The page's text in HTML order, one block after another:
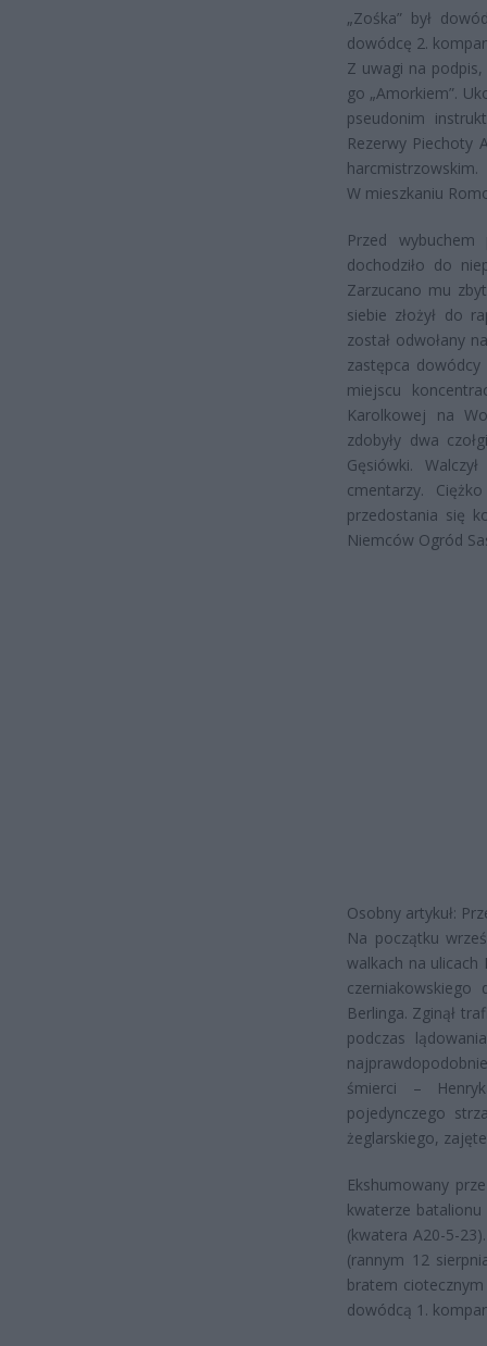
„Zośka” był
dowódcę 2.
Z uwagi na
go „Amorkiem”.
pseudonim
Rezerwy Piechoty
harcmistrzowskim.
W mieszkaniu
Przed
dochodziło do
Zarzucano mu
siebie złożył do
został odwołany
zastępca
miejscu
Karolkowej na
zdobyły dwa
Gęsiówki.
cmentarzy.
przedostania się
Niemców Ogród
Osobny artykuł:
Na początku
walkach na ulicach
Berlinga. Zginął
podczas
śmierci –
pojedynczego
żeglarskiego,
Ekshumowany
kwaterze batalionu
(kwatera A20-5-
(rannym 12
bratem ciotecznym
dowódcą 1.